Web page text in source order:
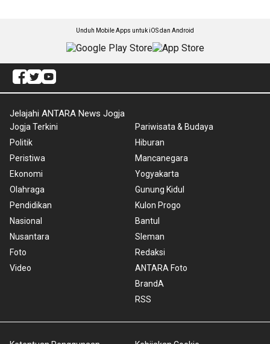
Unduh Mobile Apps untuk iOS dan Android
Jelajahi ANTARA News Jogja
Jogja Terkini
Politik
Peristiwa
Ekonomi
Olahraga
Pendidikan
Nasional
Nusantara
Foto
Video
Pariwisata & Budaya
Hiburan
Mancanegara
Yogyakarta
Gunung Kidul
Kulon Progo
Bantul
Sleman
Redaksi
ANTARA Foto
BrandA
RSS